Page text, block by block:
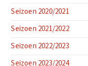
Seizoen 2020/2021
Seizoen 2021/2022
Seizoen 2022/2023
Seizoen 2023/2024